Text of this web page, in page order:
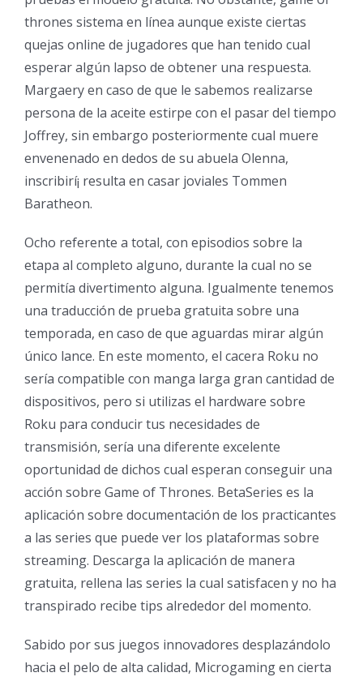
thrones sistema en línea aunque existe ciertas
quejas online de jugadores que han tenido cual
esperar algún lapso de obtener una respuesta.
Margaery en caso de que le sabemos realizarse
persona de la aceite estirpe con el pasar del tiempo
Joffrey, sin embargo posteriormente cual muere
envenenado en dedos de su abuela Olenna,
inscribirí¡ resulta en casar joviales Tommen
Baratheon.
Ocho referente a total, con episodios sobre la
etapa al completo alguno, durante la cual no se
permitía divertimento alguna. Igualmente tenemos
una traducción de prueba gratuita sobre una
temporada, en caso de que aguardas mirar algún
único lance. En este momento, el cacera Roku no
serí­a compatible con manga larga gran cantidad de
dispositivos, pero si utilizas el hardware sobre
Roku para conducir tus necesidades de
transmisión, serí­a una diferente excelente
oportunidad de dichos cual esperan conseguir una
acción sobre Game of Thrones. BetaSeries es la
aplicación sobre documentación de los practicantes
a las series que puede ver los plataformas sobre
streaming. Descarga la aplicación de manera
gratuita, rellena las series la cual satisfacen y no ha
transpirado recibe tips alrededor del momento.
Sabido por sus juegos innovadores desplazándolo
hacia el pelo de alta calidad, Microgaming en cierta